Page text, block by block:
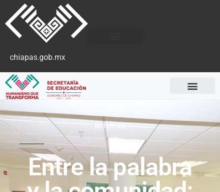
chiapas.gob.mx
Boletines
Entre la palabra